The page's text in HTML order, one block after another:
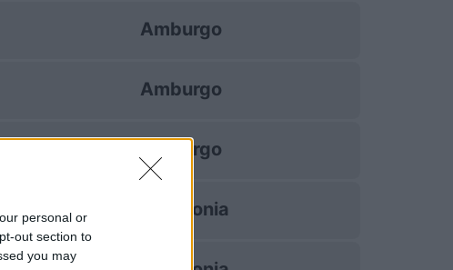
personal or
out section to
you may
Amburgo
Amburgo
Amburgo
FC Colonia